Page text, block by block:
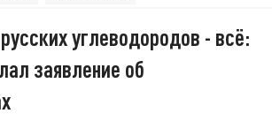
углеводородов - всё:
заявление об